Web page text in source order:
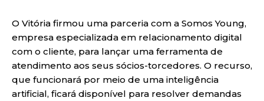
O Vitória firmou uma parceria com a Somos Young,
empresa especializada em relacionamento digital
com o cliente, para lançar uma ferramenta de
atendimento aos seus sócios-torcedores. O recurso,
que funcionará por meio de uma inteligência
artificial, ficará disponível para resolver demandas